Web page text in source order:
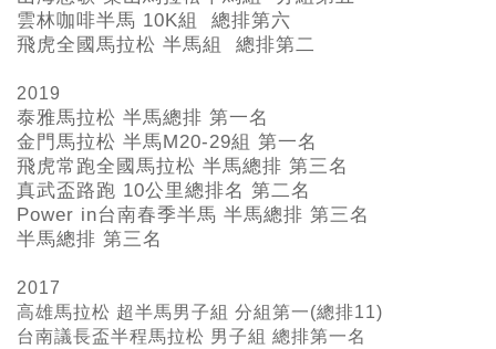
雲林咖啡半馬 10K組 總排第六
飛虎全國馬拉松 半馬組 總排第二
2019
泰雅馬拉松 半馬總排 第一名
金門馬拉松 半馬M20-29組 第一名
飛虎常跑全國馬拉松 半馬總排 第三名
真武盃路跑 10公里總排名 第二名
Power in台南春季半馬 半馬總排 第三名
半馬總排 第三名
2017
高雄馬拉松 超半馬男子組 分組第一(總排11)
台南議長盃半程馬拉松 男子組 總排第一名